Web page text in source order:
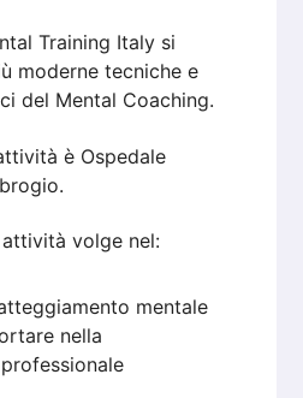
Training Italy si
moderne tecniche e
del Mental Coaching.
è Ospedale
volge nel:
mentale
nella